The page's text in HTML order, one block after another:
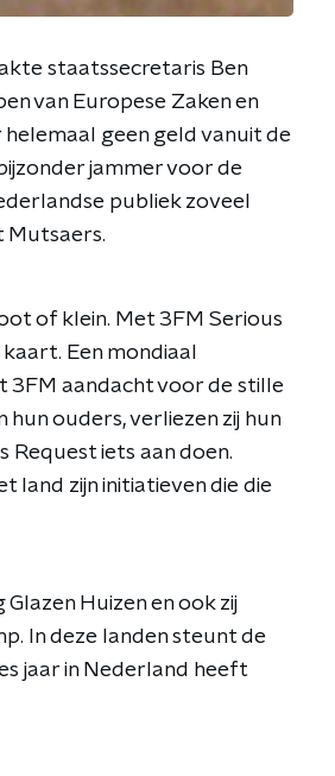
staatssecretaris Ben
van Europese Zaken en
geen geld vanuit de
jammer voor de
publiek zoveel
Mutsaers.
of klein. Met 3FM Serious
Een mondiaal
3FM aandacht voor de stille
ouders, verliezen zij hun
Request iets aan doen.
land zijn initiatieven die die
Huizen en ook zij
In deze landen steunt de
jaar in Nederland heeft